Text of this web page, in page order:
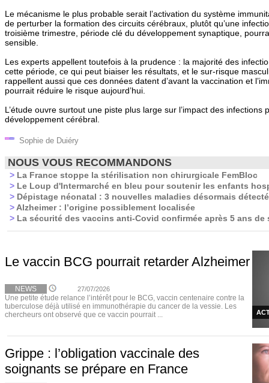
Le mécanisme le plus probable serait l’activation du système
de perturber la formation des circuits cérébraux, plutôt qu’une
troisième trimestre, période clé du développement synaptique,
sensible.
Les experts appellent toutefois à la prudence : la majorité des
cette période, ce qui peut biaiser les résultats, et le sur-risque
rappellent aussi que ces données datent d’avant la vaccination et
pourrait réduire le risque aujourd’hui.
L’étude ouvre surtout une piste plus large sur l’impact des infections
développement cérébral.
Sophie de Duiéry
NOUS VOUS RECOMMANDONS
> La France stoppe la stérilisation non chirurgicale FemBloc
> Le Loup d'Intermarché en bleu pour soutenir les enfants
> Dépistage néonatal : 3 nouvelles maladies désormais
> Alzheimer : l’origine possiblement localisée
> La sécurité des vaccins anti-Covid confirmée après 5 ans de
Le vaccin BCG pourrait retarder Alzheimer
NEWS 27/07/2026
Une petite étude relance l’intérêt pour le BCG, vaccin centenaire contre la
tuberculose déjà utilisé en immunothérapie du cancer de la vessie. Les
chercheurs ont observé que ce vaccin pourrait ...
Grippe : l’obligation vaccinale des
soignants se prépare en France